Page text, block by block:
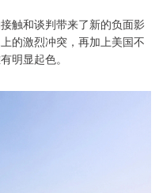
触和谈判带来了新的负面影
的激烈冲突，再加上美国不
明显起色。